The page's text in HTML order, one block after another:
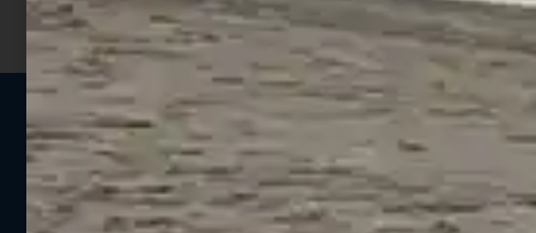
prodotto;
Seguici sui social